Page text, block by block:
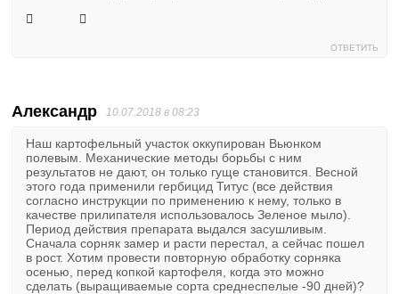
ОТВЕТИТЬ
Александр 10.07.2018 в 08:23
Наш картофельный участок оккупирован Вьюнком
полевым. Механические методы борьбы с ним
результатов не дают, он только гуще становится. Весной
этого года применили гербицид Титус (все действия
согласно инструкции по применению к нему, только в
качестве прилипателя использовалось Зеленое мыло).
Период действия препарата выдался засушливым.
Сначала сорняк замер и расти перестал, а сейчас пошел
в рост. Хотим провести повторную обработку сорняка
осенью, перед копкой картофеля, когда это можно
сделать (выращиваемые сорта среднеспелые -90 дней)?